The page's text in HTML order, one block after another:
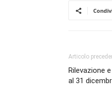
Articolo
Rilevazione
al 31